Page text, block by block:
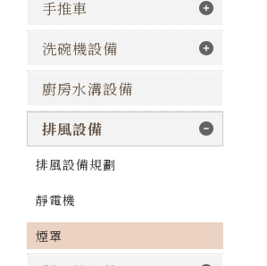
手推車
洗碗機設備
廚房水溝設備
排風設備
排風設備規劃
靜電機
煙罩